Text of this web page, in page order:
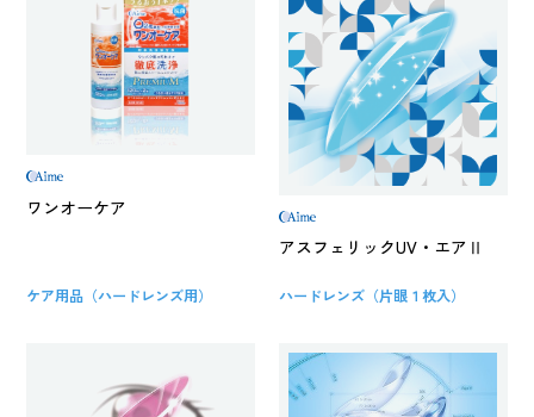
ワンオーケア
ケア用品（ハードレンズ用）
アスフェリックUV・エアⅡ
ハードレンズ（片眼１枚入）